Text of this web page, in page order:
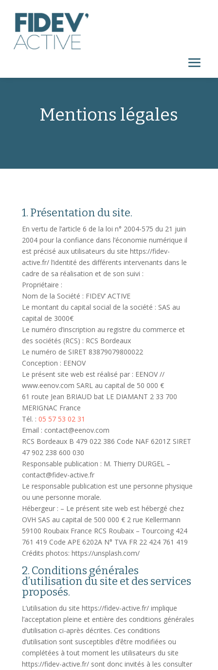
Mentions légales
1. Présentation du site.
En vertu de l’article 6 de la loi n° 2004-575 du 21 juin
2004 pour la confiance dans l’économie numérique il
est précisé aux utilisateurs du site https://fidev-
active.fr/ l’identité des différents intervenants dans le
cadre de sa réalisation et de son suivi :
Propriétaire :
Nom de la Société : FIDEV’ ACTIVE
Le montant du capital social de la société : SAS au
capital de 3000€
Le numéro d’inscription au registre du commerce et
des sociétés (RCS) : RCS Bordeaux
Le numéro de SIRET 83879079800022
Conception : EENOV
Le présent site web est réalisé par : EENOV //
www.eenov.com SARL au capital de 50 000 €
61 route Jean BRIAUD bat LE DIAMANT 2 33 700
MERIGNAC France
Tél. : 05 57 53 02 31
Email : contact@eenov.com
RCS Bordeaux B 479 022 386 Code NAF 6201Z SIRET
47 902 238 600 030
Responsable publication : M. Thierry DURGEL –
contact@fidev-active.fr
Le responsable publication est une personne physique
ou une personne morale.
Hébergeur : – Le présent site web est hébergé chez
OVH SAS au capital de 500 000 € 2 rue Kellermann
59100 Roubaix France RCS Roubaix – Tourcoing 424
761 419 Code APE 6202A N° TVA FR 22 424 761 419
Crédits photos: https://unsplash.com/
2. Conditions générales
d’utilisation du site et des services
proposés.
L’utilisation du site https://fidev-active.fr/ implique
l’acceptation pleine et entière des conditions générales
d’utilisation ci-après décrites. Ces conditions
d’utilisation sont susceptibles d’être modifiées ou
complétées à tout moment les utilisateurs du site
https://fidev-active.fr/ sont donc invités à les consulter